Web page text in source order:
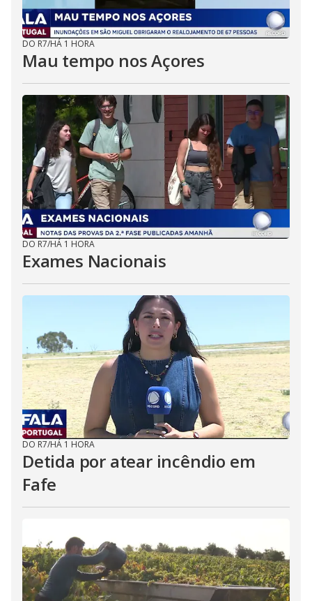
DO R7/HÁ 1 HORA
Mau tempo nos Açores
DO R7/HÁ 1 HORA
Exames Nacionais
DO R7/HÁ 1 HORA
Detida por atear incêndio em
Fafe